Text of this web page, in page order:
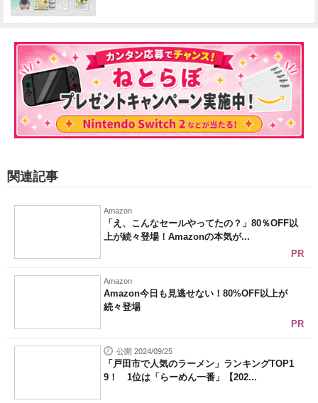
関連記事
Amazon
「え、こんなセールやってたの？」80％OFF以
上が続々登場！Amazonの本気が...
PR
Amazon
Amazon今日も見逃せない！80%OFF以上が
続々登場
PR
公開 2024/09/25
「戸田市で人気のラーメン」ランキングTOP1
9！ 1位は「らーめん一番」【202...